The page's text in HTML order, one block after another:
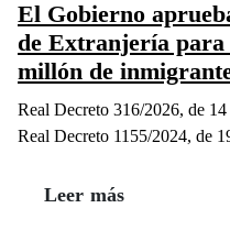
El Gobierno
de Extranjería
millón de
Real Decreto 316/2026, de
Real Decreto 1155/2024, de
Leer más